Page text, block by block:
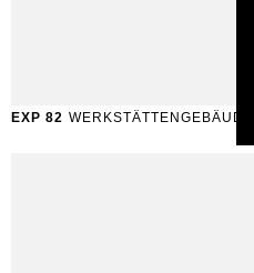
EXP 82 WERKSTÄTTENGEBÄUDE